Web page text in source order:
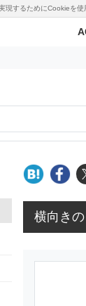
現するためにCookieを
横向き